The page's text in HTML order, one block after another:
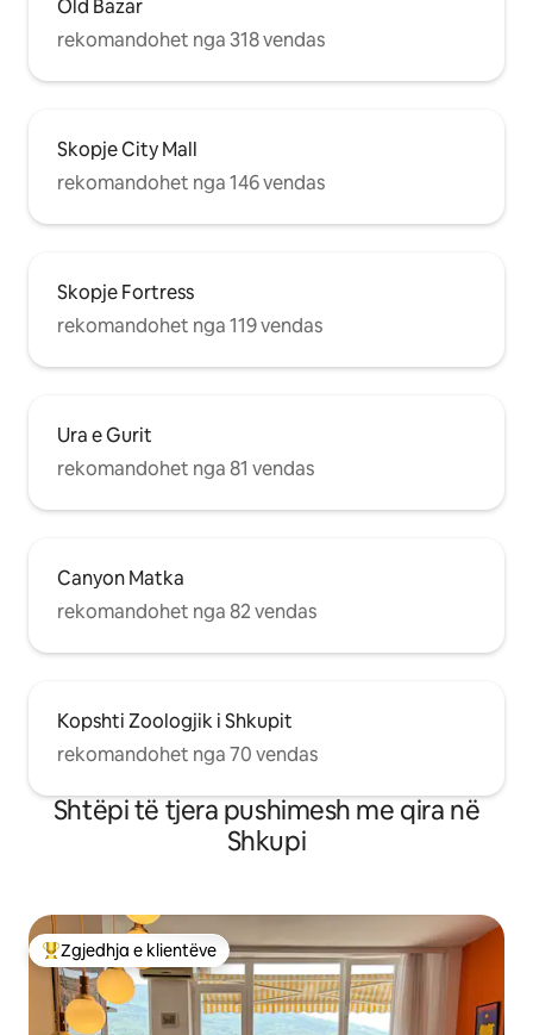
Old Bazar
rekomandohet nga 318 vendas
Skopje City Mall
rekomandohet nga 146 vendas
Skopje Fortress
rekomandohet nga 119 vendas
Ura e Gurit
rekomandohet nga 81 vendas
Canyon Matka
rekomandohet nga 82 vendas
Kopshti Zoologjik i Shkupit
rekomandohet nga 70 vendas
Shtëpi të tjera pushimesh me qira në
Shkupi
Më të mirat e zgjedhjeve të klientëve
Zgjedhja e klientëve